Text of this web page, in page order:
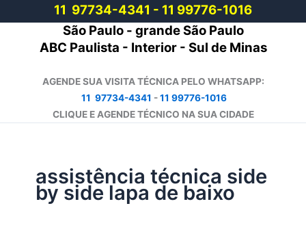
11 97734-4341 - 11 99776-1016
São Paulo - grande São Paulo
ABC Paulista - Interior - Sul de Minas
AGENDE SUA VISITA TÉCNICA PELO WHATSAPP:
11 97734-4341 -11 99776-1016
CLIQUE E AGENDE TÉCNICO NA SUA CIDADE
assistência técnica side
by side lapa de baixo